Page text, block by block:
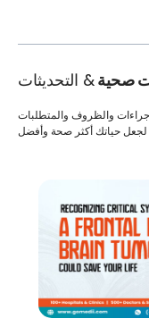
صحية& التحديثات
والظروف والمتطلبات